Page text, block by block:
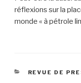
réflexions sur la
monde « à pétrole
CATÉGORIES
REVUE DE